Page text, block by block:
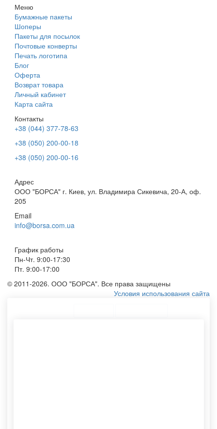
Меню
Бумажные пакеты
Шоперы
Пакеты для посылок
Почтовые конверты
Печать логотипа
Блог
Оферта
Возврат товара
Личный кабинет
Карта сайта
Контакты
+38 (044) 377-78-63
+38 (050) 200-00-18
+38 (050) 200-00-16
Адрес
ООО "БОРСА" г. Киев, ул. Владимира Сикевича, 20-А, оф.
205
Email
info@borsa.com.ua
График работы
Пн-Чт. 9:00-17:30
Пт. 9:00-17:00
© 2011-2026. ООО "БОРСА". Все права защищены
Условия использования сайта